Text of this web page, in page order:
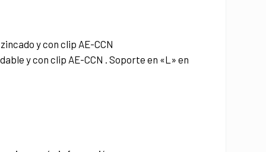
y con clip AE-CCN
y con clip AE-CCN . Soporte en «L» en